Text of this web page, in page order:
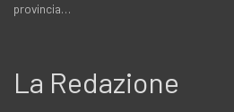
provincia…
La Redazione